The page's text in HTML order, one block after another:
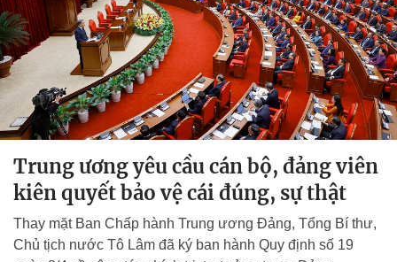
Trung ương yêu cầu cán bộ, đảng viên
kiên quyết bảo vệ cái đúng, sự thật
Thay mặt Ban Chấp hành Trung ương Đảng, Tổng Bí thư,
Chủ tịch nước Tô Lâm đã ký ban hành Quy định số 19